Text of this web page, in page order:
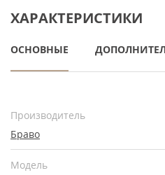
ХАРАКТЕРИСТИКИ
ОСНОВНЫЕ
Производитель
Браво
Модель